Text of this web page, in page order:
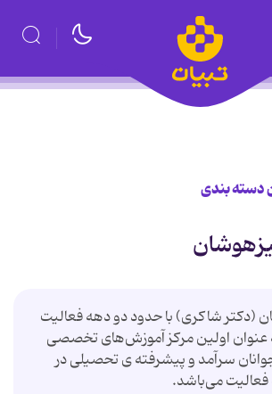
دسته بندی
(دکتر شاکری) با حدود دو دهه فعالیت
عنوان اولین مرکز آموزش‌های تخصصی
سرآمد و پیشرفته ی تحصیلی در
می‌باشد.